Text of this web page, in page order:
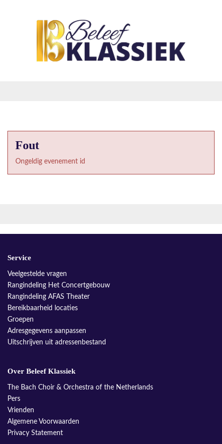
Fout
Ongeldig evenement id
Service
Veelgestelde vragen
Rangindeling Het Concertgebouw
Rangindeling AFAS Theater
Bereikbaarheid locaties
Groepen
Adresgegevens aanpassen
Uitschrijven uit adressenbestand
Over Beleef Klassiek
The Bach Choir & Orchestra of the Netherlands
Pers
Vrienden
Algemene Voorwaarden
Privacy Statement